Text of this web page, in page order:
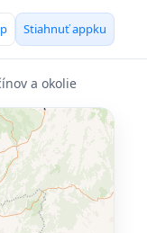
Stiahnuť appku
a okolie